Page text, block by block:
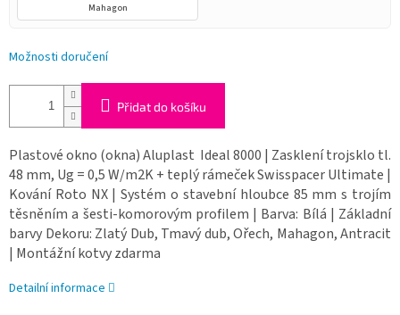
Mahagon
Možnosti doručení
Přidat do košíku
Plastové okno (okna) Aluplast Ideal 8000 | Zasklení trojsklo tl.
48 mm, Ug = 0,5 W/m2K + teplý rámeček Swisspacer Ultimate |
Kování Roto NX | Systém o stavební hloubce 85 mm s trojím
těsněním a šesti-komorovým profilem | Barva: Bílá | Základní
barvy Dekoru: Zlatý Dub, Tmavý dub, Ořech, Mahagon, Antracit
| Montážní kotvy zdarma
Detailní informace